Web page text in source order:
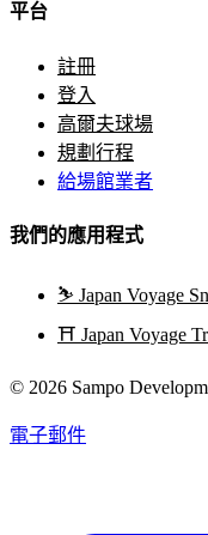
平台
註冊
登入
高爾夫球場
規劃行程
給場館業者
我們的應用程式
⛷️ Japan Voyage
⛩️ Japan Voyage
© 2026 Sampo
電子郵件